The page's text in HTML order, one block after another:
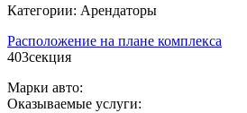
Категории: Арендаторы
Расположение на плане комплекса
403секция
Марки авто:
Оказываемые услуги: